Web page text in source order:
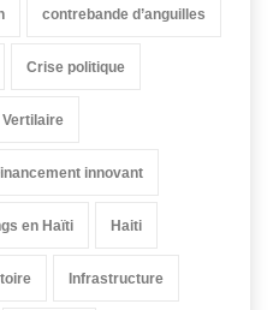
contrebande d’anguilles
Crise politique
Vertilaire
innovant
en Haïti Haiti
Infrastructure